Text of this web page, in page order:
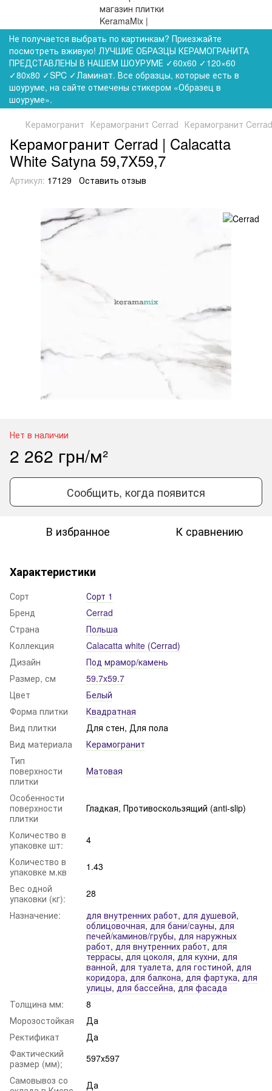
Не получается выбрать по картинкам? Приезжайте
посмотреть вживую! ЛУЧШИЕ ОБРАЗЦЫ КЕРАМОГРАНИТА
ПРЕДСТАВЛЕНЫ В НАШЕМ ШОУРУМЕ ✓60x60 ✓120×60
✓80x80 ✓SPC ✓Ламинат. Все образцы, которые есть в
шоуруме, на сайте отмечены стикером «Образец в
шоуруме».
Керамогранит Керамогранит Cerrad Керамогранит
Керамогранит Cerrad | Calacatta
White Satyna 59,7X59,7
Артикул: 17129 Оставить отзыв
Нет в наличии
2 262 грн/м²
Сообщить, когда появится
В избранное К сравнению
Характеристики
Сорт
Сорт 1
Бренд
Cerrad
Страна
Польша
Коллекция
Calacatta white (Cerrad)
Дизайн
Под мрамор/камень
Размер, см
59.7x59.7
Цвет
Белый
Форма плитки
Квадратная
Вид плитки
Для стен, Для пола
Вид материала
Керамогранит
Тип
поверхности
плитки
Матовая
Особенности
поверхности
плитки
Гладкая, Противоскользящий (anti-slip)
Количество в
упаковке шт:
4
Количество в
упаковке м.кв
1.43
Вес одной
упаковки (кг):
28
Назначение:
для внутренних работ, для душевой,
облицовочная,для бани/сауны,для
печей/каминов/грубы,для наружных
работ,для внутренних работ,для
террасы,для цоколя,для кухни,для
ванной,для туалета, для гостиной,для
коридора,для балкона,для фартука,для
улицы,для бассейна,для фасада
Толщина мм:
8
Морозостойкая
Да
Ректификат
Да
Фактический
размер (мм);
597x597
Самовывоз со
Да